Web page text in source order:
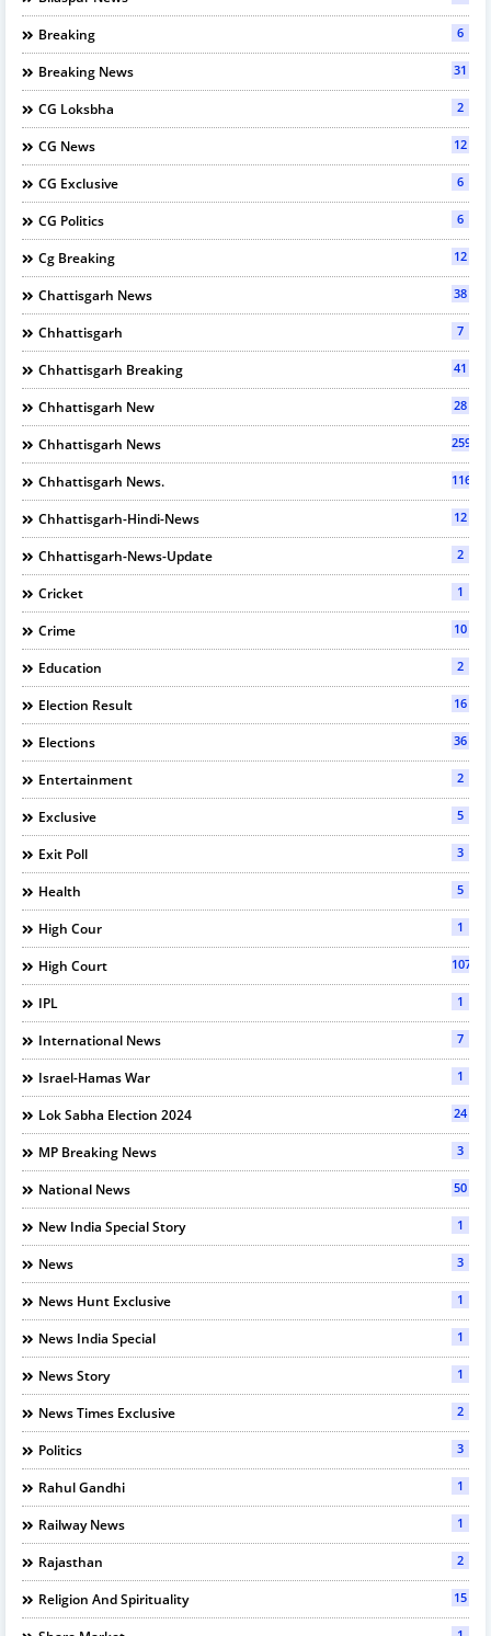
Breaking 6
Breaking News 31
CG Loksbha 2
CG News 12
CG Exclusive 6
CG Politics 6
Cg Breaking 12
Chattisgarh News 38
Chhattisgarh 7
Chhattisgarh Breaking 41
Chhattisgarh New 28
Chhattisgarh News 2597
Chhattisgarh News. 116
Chhattisgarh-Hindi-News 12
Chhattisgarh-News-Update 2
Cricket 1
Crime 10
Education 2
Election Result 16
Elections 36
Entertainment 2
Exclusive 5
Exit Poll 3
Health 5
High Cour 1
High Court 107
IPL 1
International News 7
Israel-Hamas War 1
Lok Sabha Election 2024 24
MP Breaking News 3
National News 50
New India Special Story 1
News 3
News Hunt Exclusive 1
News India Special 1
News Story 1
News Times Exclusive 2
Politics 3
Rahul Gandhi 1
Railway News 1
Rajasthan 2
Religion And Spirituality 15